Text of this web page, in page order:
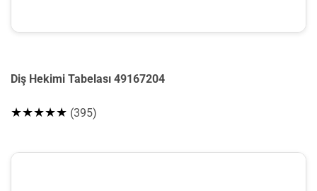
Diş Hekimi Tabelası 49167204
★★★★★ (395)